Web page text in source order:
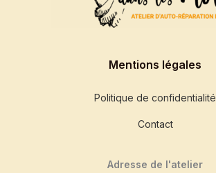
Mentions légales
Politique de confidentialité
Contact
Adresse de l'atelier